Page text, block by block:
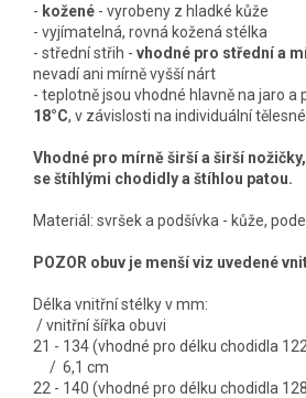
- kožené - vyrobeny z hladké kůže
- vyjímatelná, rovná kožená stélka
- střední střih - vhodné pro střední a
nevadí ani mírně vyšší nárt
- teplotně jsou vhodné hlavně na jaro a
18°C, v závislosti na individuální
Vhodné pro mírně širší a širší
se štíhlými chodidly a štíhlou patou.
Materiál: svršek a podšívka - kůže,
POZOR obuv je menší viz uvedené
Délka vnitřní stélky v
/ vnitřní šířka obuvi
21 - 134 (vhodné pro délku
/ 6,1 cm
22 - 140 (vhodné pro délku